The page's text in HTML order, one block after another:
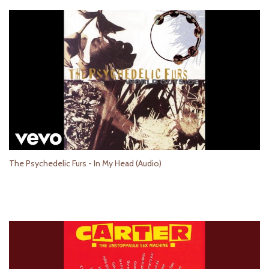
The Psychedelic Furs - In My Head (Audio)